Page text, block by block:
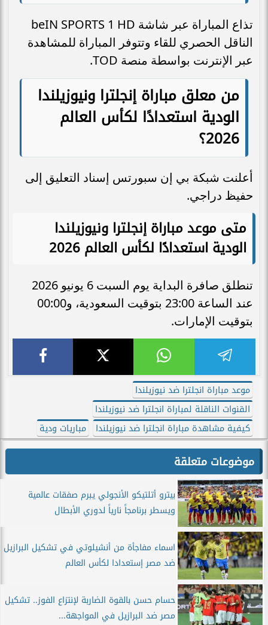
تذاع المباراة عبر شاشة beIN SPORTS 1 HD
الناقل الحصري للقاء وتتوفر المباراة للمشاهدة
عبر الإنترنت بواسطة منصة TOD.
من معلق مباراة إنجلترا ونيوزيلندا
الودية استعدادًا لكأس العالم
2026؟
أعلنت شبكة بي إن سبورتس إسناد التعليق إلى
حفيظ دراجي.
متى موعد مباراة إنجلترا ونيوزيلندا
الودية استعدادًا لكأس العالم 2026
تنطلق صافرة البداية يوم السبت 6 يونيو 2026
عند الساعة 23:00 بتوقيت السعودية، و00:00
بتوقيت الإمارات.
موعد مباراة انجلترا ضد نيوزيلندا
القنوات الناقلة لمباراة انجلترا ضد نيوزيلندا
كيفية مشاهدة مباراة انجلترا ضد نيوزيلندا
مباريات ودية
موضوعات متعلقة
بيترو أتلتيكو الأنجولي يبرم صفقات عالمية
ويسطر برنامجاً نارياً لدوري الأبطال
اسماء مفاجأة من أنشيلوتي في تشكيل البرازيل
ضد مصر إستعدادا لكأس العالم
حسام حسن بالقوة الضاربة لإنتزاع الفوز.. تشكيل
مصر ضد البرازيل في المواجهة...